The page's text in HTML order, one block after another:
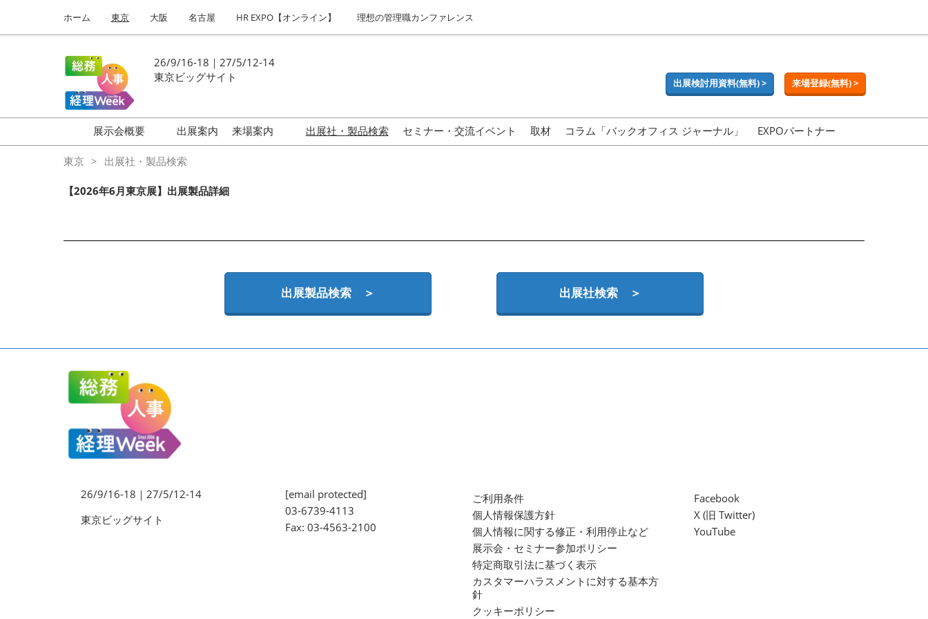
キ
プ
し
て
進
to
ホーム 東京 大阪 名古屋 HR EXPO【オンライン】 理想の管理職カンファレンス
26/9/16-18｜27/5/12-14
東京ビッグサイト
出展検討用資料(無料) > 来場登録(無料) >
展示会概要
働き方改革 EXPO
【9月より】バックオフィス
AIエージェント EXPO
【9月】展示会概要
出展案内
来場案内
出展社・製品検索 セミナー・交流イベント 取材 コラム「バックオフィス ジャーナル」 EXPOパートナー
東京 出展社・製品検索
【2026年6月東京展】出展製品詳細
出展製品検索 ＞ 出展社検索 ＞
26/9/16-18｜27/5/12-14
東京ビッグサイト
[email protected]
03-6739-4113
Fax: 03-4563-2100
ご利用条件
個人情報保護方針
個人情報に関する修正・利用停止など
展示会・セミナー参加ポリシー
特定商取引法に基づく表示
カスタマーハラスメントに対する基本方
針
クッキーポリシー
Facebook
X (旧 Twitter)
YouTube